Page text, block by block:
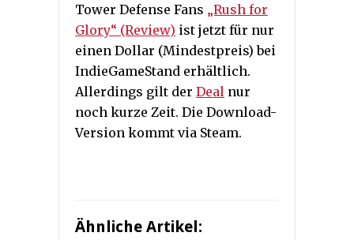
Tower Defense Fans „Rush for
Glory“ (Review) ist jetzt für nur
einen Dollar (Mindestpreis) bei
IndieGameStand erhältlich.
Allerdings gilt der Deal nur
noch kurze Zeit. Die Download-
Version kommt via Steam.
Ähnliche Artikel: